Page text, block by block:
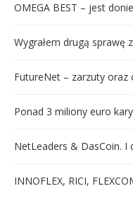
OMEGA BEST – jest
Wygrałem drugą sprawę
FutureNet – zarzuty oraz
Ponad 3 miliony euro
NetLeaders & DasCoin. I
INNOFLEX, RICI,